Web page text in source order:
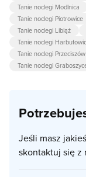
Tanie noclegi Modlnica
Tanie noclegi Piotrowice
Tanie noclegi Libiąż
Tanie noclegi
Tanie noclegi Przeciszów
Tanie noclegi
Jeśli masz
skontaktuj się z